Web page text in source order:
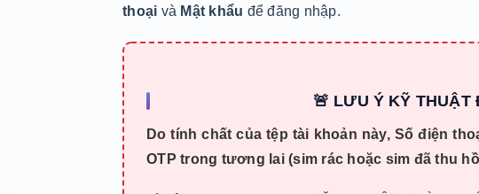
thoại và Mật khẩu để đăng nhập.
🚨 LƯU Ý KỸ THUẬT
Do tính chất của tệp tài khoản này, Số điện
OTP trong tương lai (sim rác hoặc sim đã thu